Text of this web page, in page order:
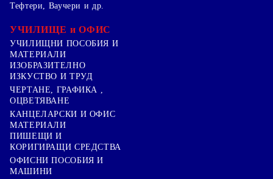
Тефтери, Ваучери и др.
УЧИЛИЩЕ и ОФИС
УЧИЛИЩНИ ПОСОБИЯ И
МАТЕРИАЛИ
ИЗОБРАЗИТЕЛНО
ИЗКУСТВО И ТРУД
ЧЕРТАНЕ, ГРАФИКА ,
ОЦВЕТЯВАНЕ
КАНЦЕЛАРСКИ И ОФИС
МАТЕРИАЛИ
ПИШЕЩИ И
КОРИГИРАЩИ СРЕДСТВА
ОФИСНИ ПОСОБИЯ И
МАШИНИ